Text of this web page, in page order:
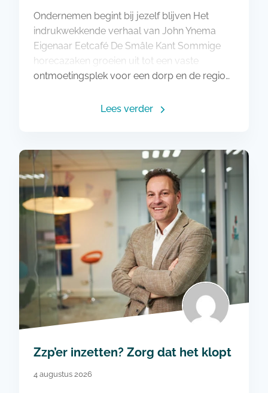
Ondernemen begint bij jezelf blijven Het
indrukwekkende verhaal van John Ynema
Eigenaar Eetcafé De Smâle Kant Sommige
horecazaken groeien uit tot een vaste
ontmoetingsplek voor een dorp en de regio…
Lees verder
Zzp’er inzetten? Zorg dat het klopt
4 augustus 2026